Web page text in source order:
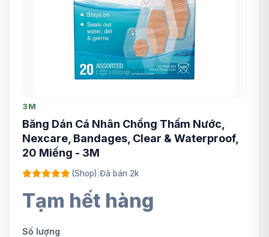
3M
Băng Dán Cá Nhân Chống Thấm Nước,
Nexcare, Bandages, Clear & Waterproof,
20 Miếng - 3M
(Shop) Đã bán 2k
Tạm hết hàng
Số lượng